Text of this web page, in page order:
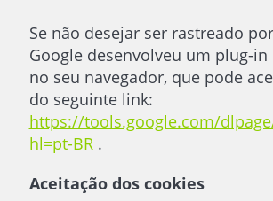
Se não desejar ser rastreado
Google desenvolveu um plug-
no seu navegador, que pode
do seguinte link:
https://tools.google.com/
hl=pt-BR.
Aceitação dos cookies